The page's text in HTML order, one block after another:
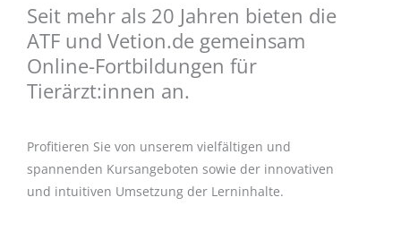
Seit mehr als 20 Jahren bieten die
ATF und Vetion.de gemeinsam
Online-Fortbildungen für
Tierärzt:innen an.
Profitieren Sie von unserem vielfältigen und
spannenden Kursangeboten sowie der innovativen
und intuitiven Umsetzung der Lerninhalte.